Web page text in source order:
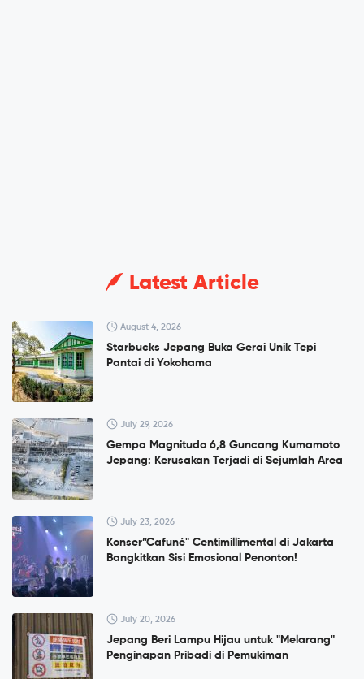
Latest Article
August 4, 2026
Starbucks Jepang Buka Gerai Unik Tepi
Pantai di Yokohama
July 29, 2026
Gempa Magnitudo 6,8 Guncang Kumamoto
Jepang: Kerusakan Terjadi di Sejumlah Area
July 23, 2026
Konser”Cafuné" Centimillimental di Jakarta
Bangkitkan Sisi Emosional Penonton!
July 20, 2026
Jepang Beri Lampu Hijau untuk "Melarang"
Penginapan Pribadi di Pemukiman